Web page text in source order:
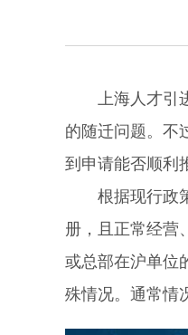
上海人才引进
的随迁问题。不
到申请能否顺利
根据现行政策
册，且正常经营
或总部在沪单位
殊情况。通常情